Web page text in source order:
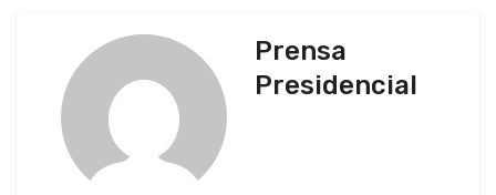
Prensa
Presidencial